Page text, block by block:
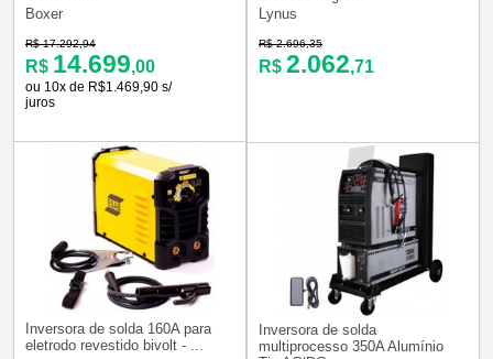
Boxer
R$ 17.292,94
R$ 14.699,00
ou 10x de R$1.469,90 s/
juros
Lynus
R$ 2.696,35
R$ 2.062,71
Inversora de solda 160A para
eletrodo revestido bivolt - ...
Inversora de solda
multiprocesso 350A Alumínio